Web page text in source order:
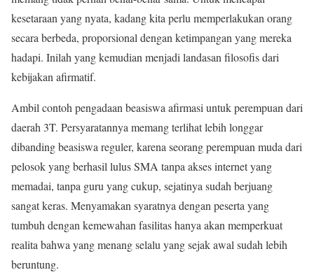
kesetaraan yang nyata, kadang kita perlu memperlakukan orang
secara berbeda, proporsional dengan ketimpangan yang mereka
hadapi. Inilah yang kemudian menjadi landasan filosofis dari
kebijakan afirmatif.
Ambil contoh pengadaan beasiswa afirmasi untuk perempuan dari
daerah 3T. Persyaratannya memang terlihat lebih longgar
dibanding beasiswa reguler, karena seorang perempuan muda dari
pelosok yang berhasil lulus SMA tanpa akses internet yang
memadai, tanpa guru yang cukup, sejatinya sudah berjuang
sangat keras. Menyamakan syaratnya dengan peserta yang
tumbuh dengan kemewahan fasilitas hanya akan memperkuat
realita bahwa yang menang selalu yang sejak awal sudah lebih
beruntung.